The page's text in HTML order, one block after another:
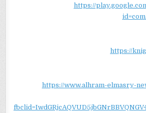
https://
https://
https://www.alhram-elmasry-